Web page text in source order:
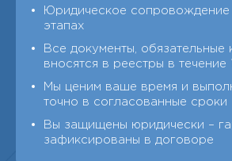
Юридическое сопровождение
этапах
Все документы, обязательные
вносятся в реестры в течение
Мы ценим ваше время и
точно в согласованные сроки
Вы защищены юридически –
зафиксированы в договоре